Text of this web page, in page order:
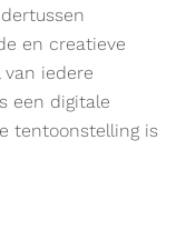
en creatieve
iedere
een digitale
tentoonstelling is